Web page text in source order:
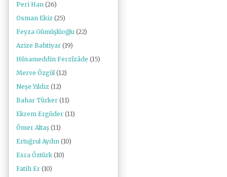
Peri Han (26)
Osman Ekiz (25)
Feyza Gümüşlüoğlu (22)
Azize Bahtiyar (19)
Hüsameddin Ferzîzâde (15)
Merve Özgül (12)
Neşe Yıldız (12)
Bahar Türker (11)
Ekrem Ergüder (11)
Ömer Altaş (11)
Ertuğrul Aydın (10)
Esra Öztürk (10)
Fatih Er (10)